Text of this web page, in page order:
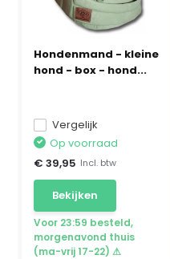
Hondenmand - kleine
hond - box - hond...
Vergelijk
Op voorraad
€ 39,95 Incl. btw
Bekijken
Voor 23:59 besteld,
morgenavond thuis
(ma-vrij 17-22) ⚠